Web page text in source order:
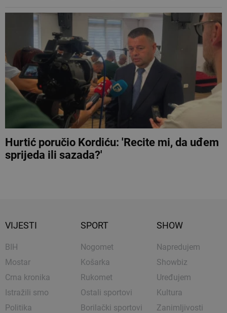
Hurtić poručio Kordiću: 'Recite mi, da uđem
sprijeda ili sazada?'
VIJESTI
BIH
Mostar
Crna kronika
Istražili smo
Politika
SPORT
Nogomet
Košarka
Rukomet
Ostali sportovi
Borilački sportovi
SHOW
Napredujem
Showbiz
Uređujem
Kultura
Zanimljivosti